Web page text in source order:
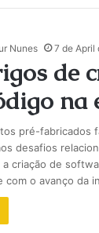
Nunes 7 de April
de
na
pré-fabricados
desafios
criação de
com o avanço da